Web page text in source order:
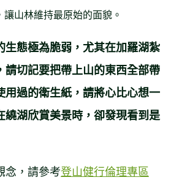
山林維持最原始的面貌。
生態極為脆弱，尤其在加羅湖紮
請切記要把帶上山的東西全部帶
用過的衛生紙，請將心比心想一
繞湖欣賞美景時，卻發現看到是
念，請參考登山健行倫理專區